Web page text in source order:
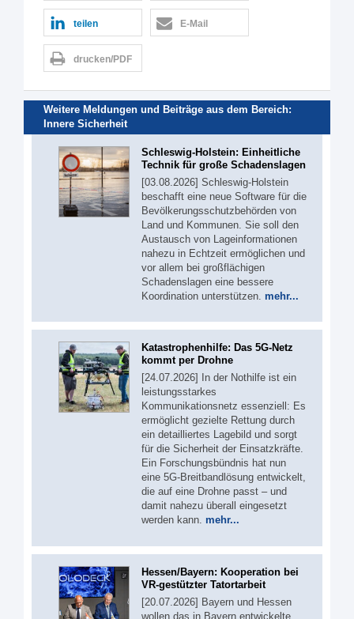
teilen E-Mail
drucken/PDF
Weitere Meldungen und Beiträge aus dem Bereich:
Innere Sicherheit
Schleswig-Holstein: Einheitliche
Technik für große Schadenslagen
[03.08.2026] Schleswig-Holstein
beschafft eine neue Software für die
Bevölkerungsschutzbehörden von
Land und Kommunen. Sie soll den
Austausch von Lageinformationen
nahezu in Echtzeit ermöglichen und
vor allem bei großflächigen
Schadenslagen eine bessere
Koordination unterstützen. mehr...
Katastrophenhilfe: Das 5G-Netz
kommt per Drohne
[24.07.2026] In der Nothilfe ist ein
leistungsstarkes
Kommunikationsnetz essenziell: Es
ermöglicht gezielte Rettung durch
ein detailliertes Lagebild und sorgt
für die Sicherheit der Einsatzkräfte.
Ein Forschungsbündnis hat nun
eine 5G-Breitbandlösung entwickelt,
die auf eine Drohne passt – und
damit nahezu überall eingesetzt
werden kann. mehr...
Hessen/Bayern: Kooperation bei
VR-gestützter Tatortarbeit
[20.07.2026] Bayern und Hessen
wollen das in Bayern entwickelte